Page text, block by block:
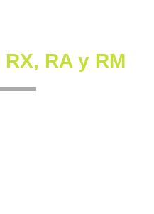
RA y RM